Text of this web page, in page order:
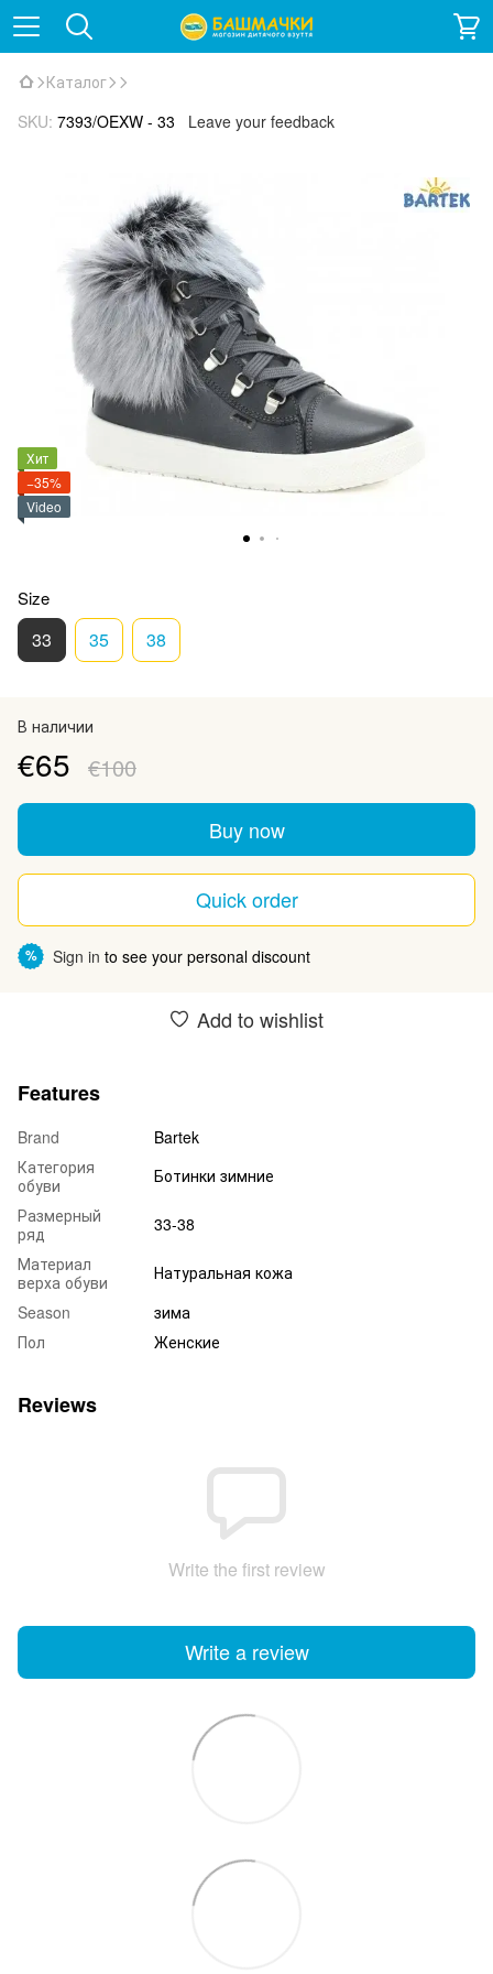
Каталог
SKU: 7393/OEXW - 33 Leave your feedback
Хит
−35%
Video
Size
33 35 38
В наличии
€65 €100
Buy now
Quick order
% Sign in to see your personal discount
Add to wishlist
Features
Brand
Bartek
Категория
обуви
Ботинки зимние
Размерный
ряд
33-38
Материал
верха обуви
Натуральная кожа
Season
зима
Пол
Женские
Reviews
Write the first review
Write a review